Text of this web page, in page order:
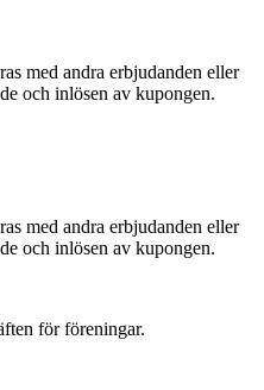
med andra erbjudanden eller
och inlösen av kupongen.
med andra erbjudanden eller
och inlösen av kupongen.
för föreningar.